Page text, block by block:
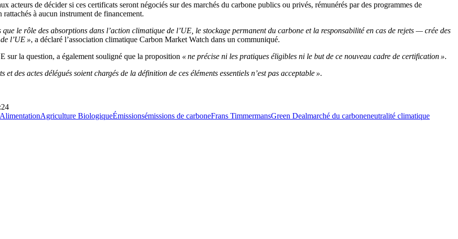
acteurs de décider si ces certificats seront négociés sur des marchés du carbone publics ou privés, rémunérés par des programmes de
rattachés à aucun instrument de financement.
que le rôle des absorptions dans l’action climatique de l’UE, le stockage permanent du carbone et la responsabilité en cas de rejets —crée des
l’UE », a déclaré l’association climatique Carbon Market Watch dans un communiqué.
sur la question, a également souligné que la proposition « ne précise ni les pratiques éligibles ni le but de ce nouveau cadre de certification ».
et des actes délégués soient chargés de la définition de ces éléments essentiels n’est pas acceptable ».
Agriculture BiologiqueÉmissionsémissions de carboneFrans TimmermansGreen Dealmarché du carboneneutralité climatique